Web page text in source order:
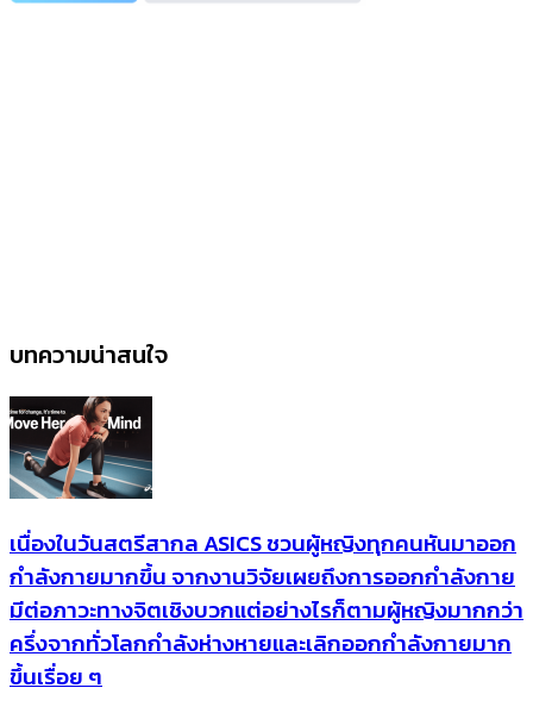
บทความน่าสนใจ
เนื่องในวันสตรีสากล ASICS ชวนผู้หญิงทุกคนหันมาออก
กำลังกายมากขึ้น จากงานวิจัยเผยถึงการออกกำลังกาย
มีต่อภาวะทางจิตเชิงบวกแต่อย่างไรก็ตามผู้หญิงมากกว่า
ครึ่งจากทั่วโลกกำลังห่างหายและเลิกออกกำลังกายมาก
ขึ้นเรื่อย ๆ